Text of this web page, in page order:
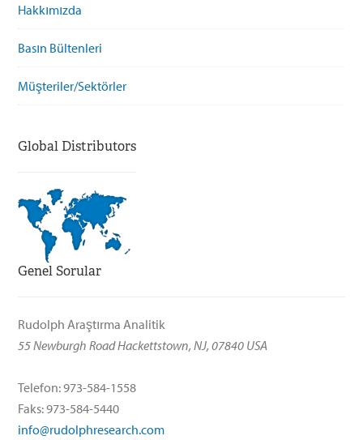
Hakkımızda
Basın Bültenleri
Müşteriler/Sektörler
Global Distributors
Genel Sorular
Rudolph Araştırma Analitik
55 Newburgh Road Hackettstown, NJ, 07840 USA
Telefon: 973-584-1558
Faks: 973-584-5440
info@rudolphresearch.com